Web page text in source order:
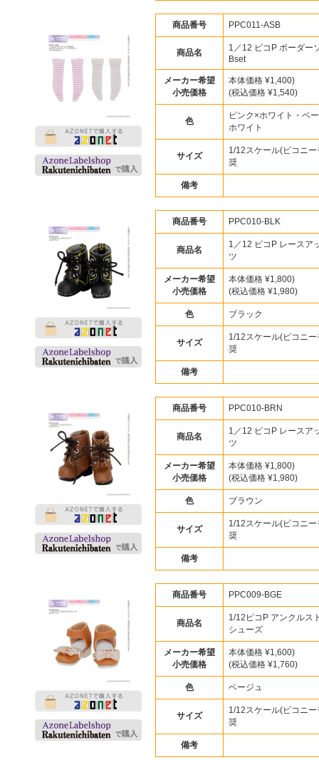
商品番号 PPC011-ASB
商品名
1／12 ピコP ボーダー
Bset
メーカー希望
小売価格
本体価格 ¥1,400)
(税込価格 ¥1,540)
色
ピンク×ホワイト・ベ
ホワイト
サイズ
1/12スケール(ピコニー
奨
備考
商品番号 PPC010-BLK
商品名
1／12 ピコP レースア
ツ
メーカー希望
小売価格
本体価格 ¥1,800)
(税込価格 ¥1,980)
色 ブラック
サイズ
1/12スケール(ピコニー
奨
備考
商品番号 PPC010-BRN
商品名
1／12 ピコP レースア
ツ
メーカー希望
小売価格
本体価格 ¥1,800)
(税込価格 ¥1,980)
色 ブラウン
サイズ
1/12スケール(ピコニー
奨
備考
商品番号 PPC009-BGE
商品名
1/12ピコP アンクルス
シューズ
メーカー希望
小売価格
本体価格 ¥1,600)
(税込価格 ¥1,760)
色 ベージュ
サイズ
1/12スケール(ピコニー
奨
備考